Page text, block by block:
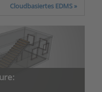
Cloudbasiertes EDMS »